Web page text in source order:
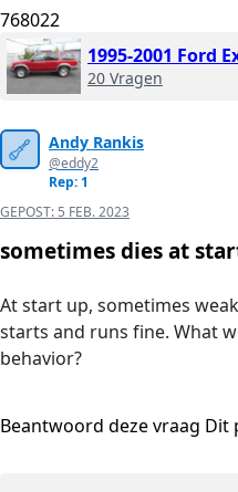
768022
1995-2001 Ford
20 Vragen
Andy Rankis
@eddy2
Rep: 1
GEPOST: 5 FEB. 2023
sometimes dies at
At start up, sometimes
starts and runs fine. What
behavior?
Beantwoord deze vraag Dit